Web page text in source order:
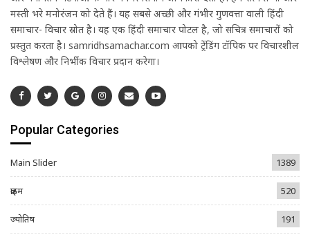
मस्ती भरे मनोरंजन को देते हैं। यह सबसे अच्छी और गंभीर गुणवत्ता वाली हिंदी
समाचार- विचार स्रोत है। यह एक हिंदी समाचार पोर्टल है, जो सचित्र समाचारों को
प्रस्तुत करता है। samridhsamachar.com आपको ट्रेंडिंग टॉपिक पर विचारशील
विश्लेषण और निर्भीक विचार प्रदान करेगा।
Popular Categories
Main Slider 1389
क्राइम 520
ज्योतिष 191